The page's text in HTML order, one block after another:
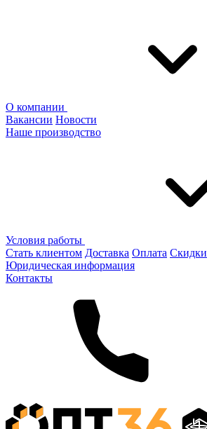
О компании
Вакансии Новости
Наше производство
Условия работы
Стать клиентом Доставка Оплата Скидки
Юридическая информация
Контакты